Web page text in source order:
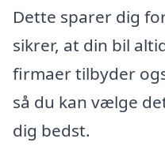
Dette sparer dig
sikrer, at din bil
firmaer tilbyder
så du kan vælge
dig bedst.